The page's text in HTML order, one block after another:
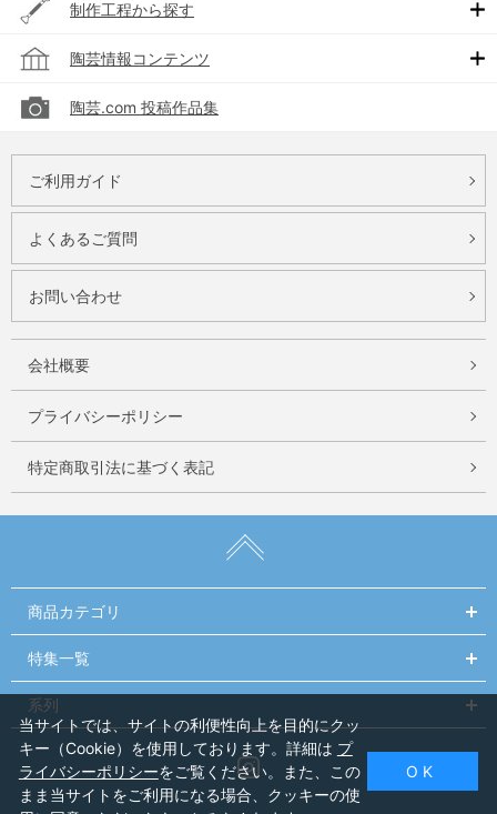
制作工程から探す
陶芸情報コンテンツ
陶芸.com 投稿作品集
ご利用ガイド
よくあるご質問
お問い合わせ
会社概要
プライバシーポリシー
特定商取引法に基づく表記
商品カテゴリ
特集一覧
系列
Instagram
当サイトでは、サイトの利便性向上を目的にクッ
キー（Cookie）を使用しております。詳細は プ
ライバシーポリシーをご覧ください。また、この
まま当サイトをご利用になる場合、クッキーの使
O K